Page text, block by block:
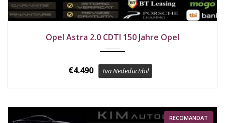
Opel Astra 2.0 CDTI 150 Jahre Opel
€4.490 Tva Nedeductibil
RECOMANDAT